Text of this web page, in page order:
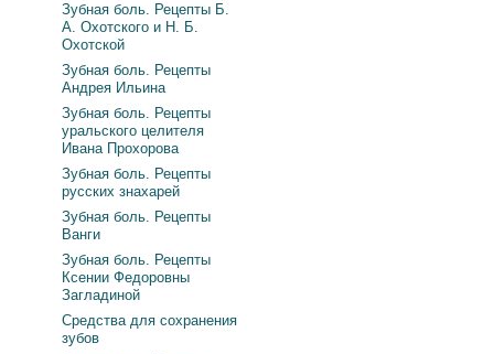
Зубная боль. Рецепты Б.
А. Охотского и Н. Б.
Охотской
Зубная боль. Рецепты
Андрея Ильина
Зубная боль. Рецепты
уральского целителя
Ивана Прохорова
Зубная боль. Рецепты
русских знахарей
Зубная боль. Рецепты
Ванги
Зубная боль. Рецепты
Ксении Федоровны
Загладиной
Средства для сохранения
зубов